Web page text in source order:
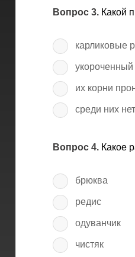
Вопрос 3.Какой
карликовые
их корни
среди них
Вопрос 4.Какое
брюква
редис
одуванчик
чистяк